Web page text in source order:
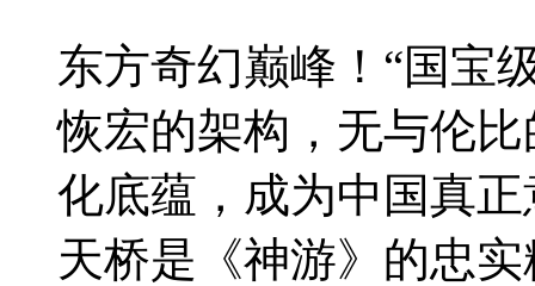
东方奇幻巅峰！“国宝
恢宏的架构，无与伦
化底蕴，成为中国真
天桥是《神游》的忠